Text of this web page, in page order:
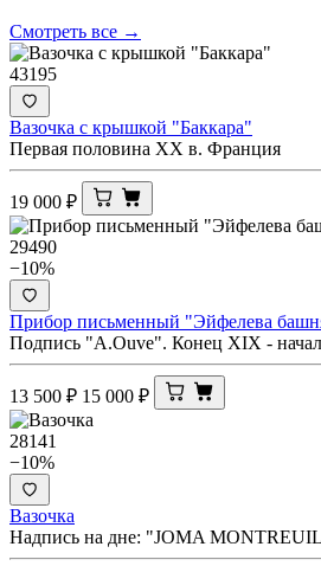
Смотреть все →
43195
Вазочка с крышкой "Баккара"
Первая половина XX в. Франция
19 000 ₽
29490
−10%
Прибор письменный "Эйфелева
Подпись "A.Ouve". Конец XIX -
13 500 ₽ 15 000 ₽
28141
−10%
Вазочка
Надпись на дне: "JOMA